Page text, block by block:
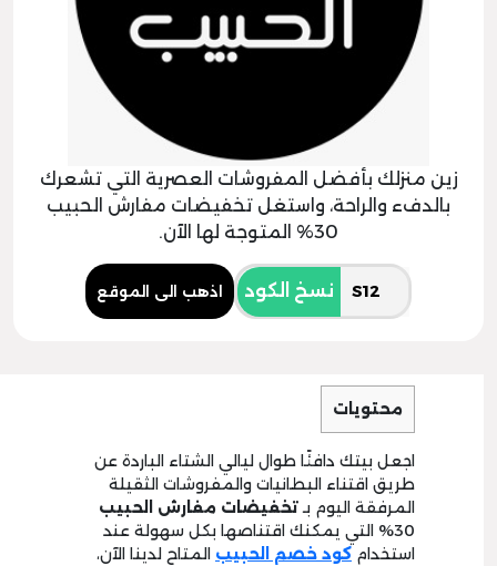
زين منزلك بأفضل المفروشات العصرية التي تشعرك
بالدفء والراحة، واستغل تخفيضات مفارش الحبيب
30% المتوجة لها الآن.
نسخ الكود اذهب الى الموقع
محتويات
اجعل بيتك دافئًا طوال ليالي الشتاء الباردة عن
طريق اقتناء البطانيات والمفروشات الثقيلة
المرفقة اليوم بـتخفيضات مفارش الحبيب
30% التي يمكنك اقتناصها بكل سهولة عند
استخدام كود خصم الحبيب المتاح لدينا الآن،